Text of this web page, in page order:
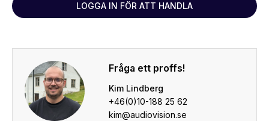
LOGGA IN FÖR ATT HANDLA
Fråga ett proffs!
Kim Lindberg
+46(0)10-188 25 62
kim@audiovision.se